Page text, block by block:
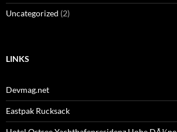
Uncategorized (2)
LINKS
Devmag.net
Eastpak Rucksack